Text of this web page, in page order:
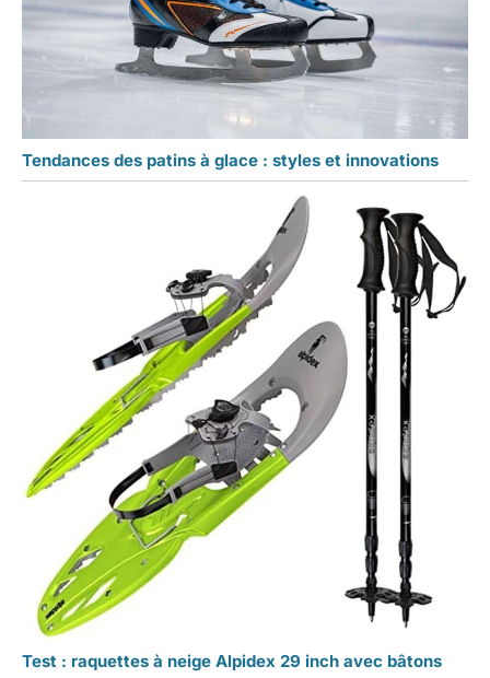
Tendances des patins à glace : styles et innovations
Test : raquettes à neige Alpidex 29 inch avec bâtons